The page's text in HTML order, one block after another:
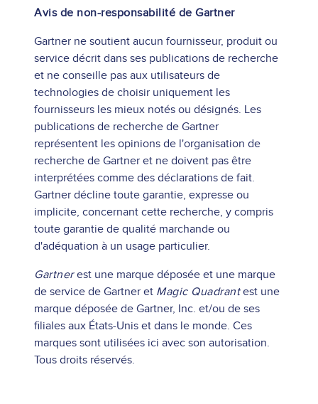
Avis de non-responsabilité de Gartner
Gartner ne soutient aucun fournisseur, produit ou
service décrit dans ses publications de recherche
et ne conseille pas aux utilisateurs de
technologies de choisir uniquement les
fournisseurs les mieux notés ou désignés. Les
publications de recherche de Gartner
représentent les opinions de l'organisation de
recherche de Gartner et ne doivent pas être
interprétées comme des déclarations de fait.
Gartner décline toute garantie, expresse ou
implicite, concernant cette recherche, y compris
toute garantie de qualité marchande ou
d'adéquation à un usage particulier.
Gartnerest une marque déposée et une marque
de service de Gartner et Magic Quadrantest une
marque déposée de Gartner, Inc. et/ou de ses
filiales aux États-Unis et dans le monde. Ces
marques sont utilisées ici avec son autorisation.
Tous droits réservés.